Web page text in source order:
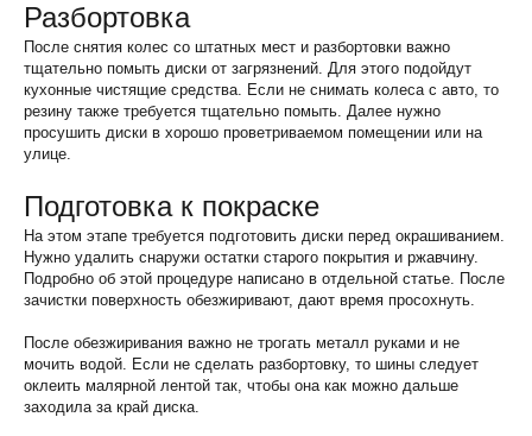
Разбортовка
После снятия колес со штатных мест и разбортовки важно
тщательно помыть диски от загрязнений. Для этого подойдут
кухонные чистящие средства. Если не снимать колеса с авто, то
резину также требуется тщательно помыть. Далее нужно
просушить диски в хорошо проветриваемом помещении или на
улице.
Подготовка к покраске
На этом этапе требуется подготовить диски перед окрашиванием.
Нужно удалить снаружи остатки старого покрытия и ржавчину.
Подробно об этой процедуре написано в отдельной статье. После
зачистки поверхность обезжиривают, дают время просохнуть.
После обезжиривания важно не трогать металл руками и не
мочить водой. Если не сделать разбортовку, то шины следует
оклеить малярной лентой так, чтобы она как можно дальше
заходила за край диска.